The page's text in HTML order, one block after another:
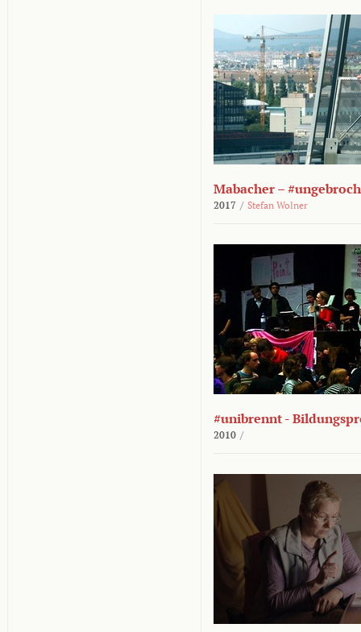
Mabacher –
2017 / Stefan Wolner
#unibrennt -
2010 /